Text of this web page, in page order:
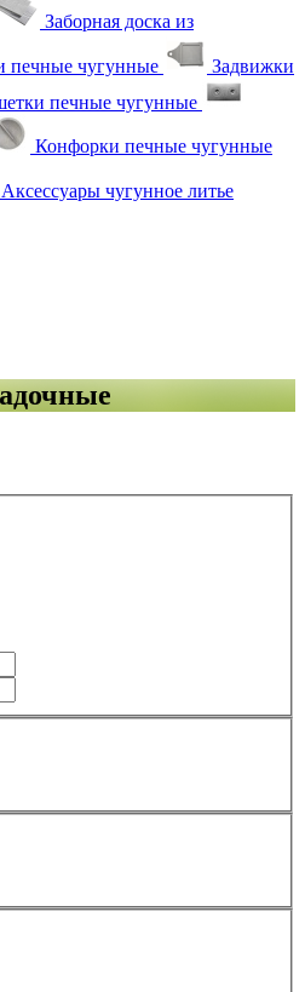
Заборная доска из
печные чугунные
Задвижки
печные чугунные
Конфорки печные чугунные
Аксессуары чугунное литье